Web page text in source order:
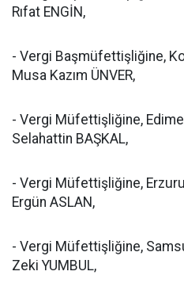
Rıfat ENGİN,
- Vergi Başmüfettişliğine,
Musa Kazım ÜNVER,
- Vergi Müfettişliğine,
Selahattin BAŞKAL,
- Vergi Müfettişliğine,
Ergün ASLAN,
- Vergi Müfettişliğine,
Zeki YUMBUL,